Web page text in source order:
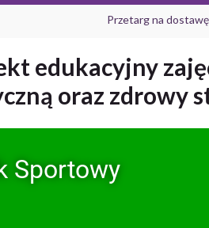
Przetarg na
edukacyjny
oraz zdrowy
Sportowy